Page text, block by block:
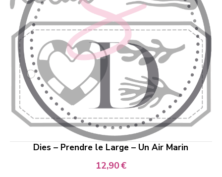
Dies – Prendre le Large – Un Air Marin
12,90€